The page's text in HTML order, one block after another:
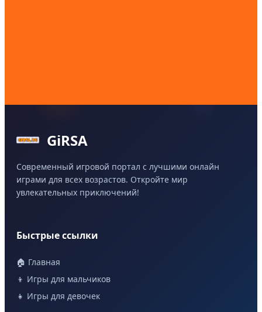
GiRSA
Современный игровой портал с лучшими онлайн
играми для всех возрастов. Откройте мир
увлекательных приключений!
Быстрые ссылки
🏠 Главная
👦 Игры для мальчиков
👧 Игры для девочек